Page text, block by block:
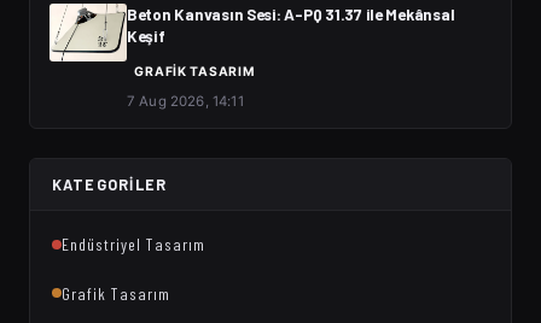
Beton Kanvasın Sesi: A-PQ 31.37 ile Mekânsal
Keşif
GRAFIK TASARIM
7 Aug 2026, 14:11
KATEGORILER
Endüstriyel Tasarım
Grafik Tasarım